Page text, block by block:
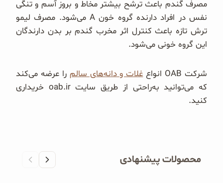
مصرف گندم باعث ترشح بیشتر مخاط و بروز آسم و تنگی
نفس در افراد دارنده گروه خون A می‌شود. مصرف لیمو
ترش تازه باعث کنترل اثر مخرب گندم بر بدن دارندگان
این گروه خونی می‌شود.
شرکت OAB انواع غلات و دانه‌های سالم را عرضه می‌کند
که می‌توانید به‌راحتی از طریق سایت oab.ir خریداری
کنید.
محصولات پیشنهادی